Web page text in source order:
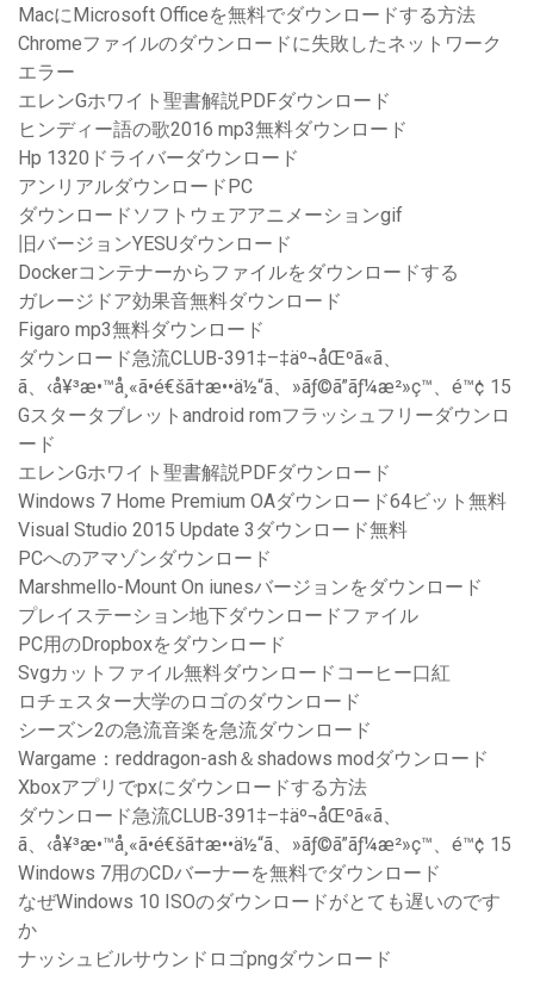
MacにMicrosoft Officeを無料でダウンロードする方法
Chromeファイルのダウンロードに失敗したネットワーク
エラー
エレンGホワイト聖書解説PDFダウンロード
ヒンディー語の歌2016 mp3無料ダウンロード
Hp 1320ドライバーダウンロード
アンリアルダウンロードPC
ダウンロードソフトウェアアニメーションgif
旧バージョンYESUダウンロード
Dockerコンテナーからファイルをダウンロードする
ガレージドア効果音無料ダウンロード
Figaro mp3無料ダウンロード
ダウンロード急流CLUB-391‡–‡äº¬åŒºã«ã、
ã、‹å¥³æ•™å¸«ã•é€šã†æ••ä½“ã、»ãƒ©ã”ãƒ¼æ²»ç™、é™¢ 15
Gスタータブレットandroid romフラッシュフリーダウンロ
ード
エレンGホワイト聖書解説PDFダウンロード
Windows 7 Home Premium OAダウンロード64ビット無料
Visual Studio 2015 Update 3ダウンロード無料
PCへのアマゾンダウンロード
Marshmello-Mount On iunesバージョンをダウンロード
プレイステーション地下ダウンロードファイル
PC用のDropboxをダウンロード
Svgカットファイル無料ダウンロードコーヒー口紅
ロチェスター大学のロゴのダウンロード
シーズン2の急流音楽を急流ダウンロード
Wargame：reddragon-ash＆shadows modダウンロード
Xboxアプリでpxにダウンロードする方法
ダウンロード急流CLUB-391‡–‡äº¬åŒºã«ã、
ã、‹å¥³æ•™å¸«ã•é€šã†æ••ä½“ã、»ãƒ©ã”ãƒ¼æ²»ç™、é™¢ 15
Windows 7用のCDバーナーを無料でダウンロード
なぜWindows 10 ISOのダウンロードがとても遅いのです
か
ナッシュビルサウンドロゴpngダウンロード